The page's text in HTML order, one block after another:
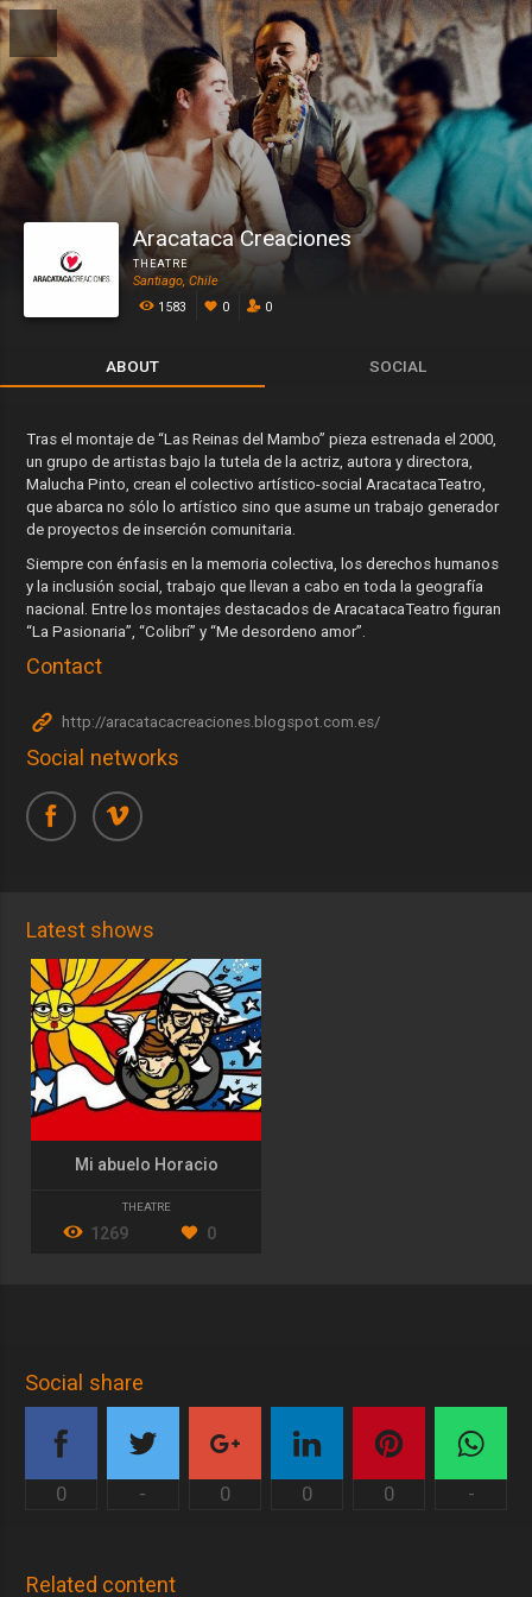
Aracataca Creaciones
THEATRE
Santiago, Chile
1583
0 0
ABOUT SOCIAL
Tras el montaje de “Las Reinas del Mambo” pieza estrenada el 2000,
un grupo de artistas bajo la tutela de la actriz, autora y directora,
Malucha Pinto, crean el colectivo artístico-social AracatacaTeatro,
que abarca no sólo lo artístico sino que asume un trabajo generador
de proyectos de inserción comunitaria.
Siempre con énfasis en la memoria colectiva, los derechos humanos
y la inclusión social, trabajo que llevan a cabo en toda la geografía
nacional. Entre los montajes destacados de AracatacaTeatro figuran
“La Pasionaria”, “Colibrí” y “Me desordeno amor”.
Contact
http://aracatacacreaciones.blogspot.com.es/
Social networks
Latest shows
Mi abuelo Horacio
THEATRE
1269 0
Social share
0 - 0 0 0 -
Related content